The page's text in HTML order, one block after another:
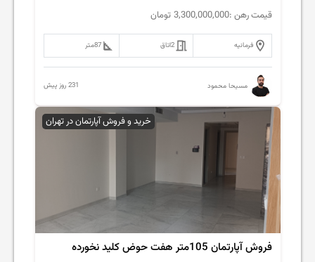
قیمت رهن :3,300,000,000 تومان
فرمانیه 2اتاق 87متر
مسیحا محمود 231 روز پیش
خرید و فروش آپارتمان در تهران
فروش آپارتمان 105متر هفت حوض کلید نخورده